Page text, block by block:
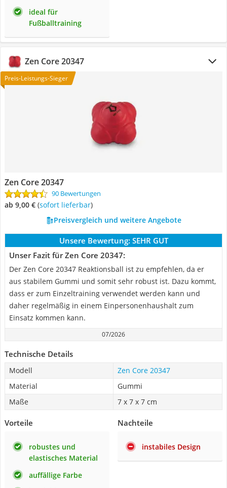
ideal für
Fußballtraining
Zen Core 20347
Preis-Leistungs-Sieger
Zen Core 20347
90 Bewertungen
ab 9,00 € ( Sofort lieferbar)
Preisvergleich und weitere Angebote
Unsere Bewertung: SEHR GUT
Unser Fazit für Zen Core 20347:
Der Zen Core 20347 Reaktionsball ist zu empfehlen, da er
aus stabilem Gummi und somit sehr robust ist. Dazu kommt,
dass er zum Einzeltraining verwendet werden kann und
daher regelmäßig in einem Einpersonenhaushalt zum
Einsatz kommen kann.
07/2026
Technische Details
Modell
Zen Core 20347
Material
Gummi
Maße
7 x 7 x 7 cm
Vorteile
robustes und
elastisches Material
auffällige Farbe
Nachteile
instabiles Design